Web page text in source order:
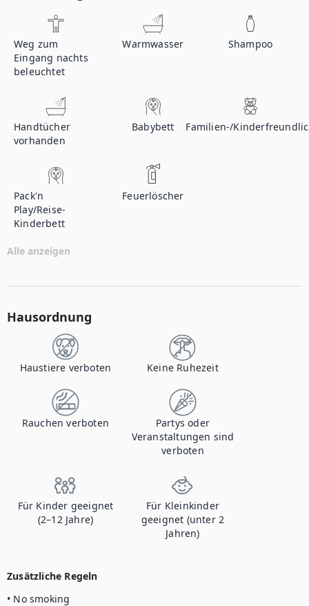
Weg zum
Eingang nachts
beleuchtet
Warmwasser Shampoo
Handtücher
vorhanden
Babybett Familien-/
Pack'n
Play/Reise-
Kinderbett
Feuerlöscher
Alle anzeigen
Hausordnung
Haustiere verboten Keine Ruhezeit
Rauchen verboten
Partys oder
Veranstaltungen sind
verboten
Für Kinder geeignet
(2–12 Jahre)
Für Kleinkinder
geeignet (unter 2
Jahren)
Zusätzliche Regeln
• No smoking